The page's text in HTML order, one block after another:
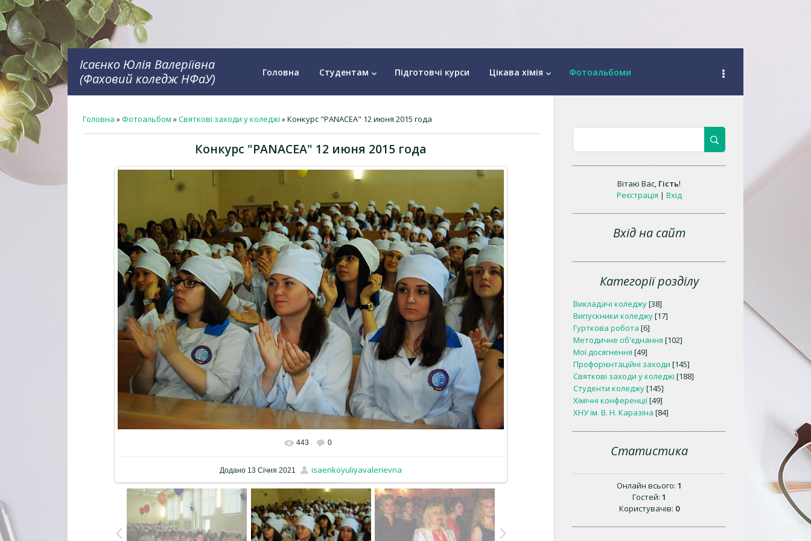
Ісаєнко Юлія Валеріївна
(Фаховий коледж НФаУ)
Головна Студентам keyboard_arrow_down Підготовчі курси Цікава хімія keyboard_arrow_down Фотоальбоми
Головна »Фотоальбом »Святкові заходи у коледжі » Конкурс "PANACEA" 12 июня 2015 года
Конкурс "PANACEA" 12 июня 2015 года
443 0
Додано 13 Січня 2021 isaenkoyuliyavalerievna
Вітаю Вас, Гість!
Реєстрація | Вхід
Вхід на сайт
Категорії розділу
Викладачі коледжу[38]
Випускники коледжу[17]
Гурткова робота [6]
Методичне об'єднання [102]
Мої досягнення [49]
Профорієнтаційні заходи [145]
Святкові заходи у коледжі [188]
Студенти коледжу[145]
Хімічні конференції[49]
ХНУ ім. В. Н. Каразіна [84]
Статистика
Онлайн всього: 1
Гостей: 1
Користувачів: 0